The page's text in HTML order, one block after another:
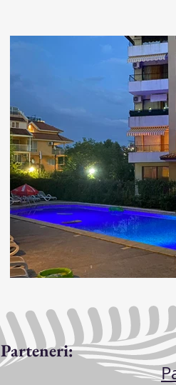
Sentido
Holiday Park Dreams
HVD Club Bor Tiara Beach
Parteneri: